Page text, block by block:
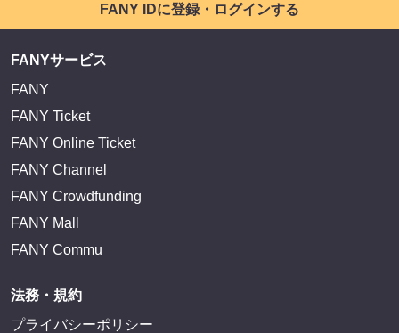
FANY IDに登録・ログインする
FANYサービス
FANY
FANY Ticket
FANY Online Ticket
FANY Channel
FANY Crowdfunding
FANY Mall
FANY Commu
法務・規約
プライバシーポリシー